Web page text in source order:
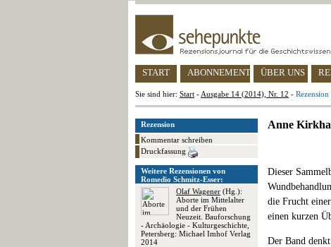
START ABONNEMENT ÜBER UNS
Sie sind hier: Start - Ausgabe 14 (2014), Nr. 12 -
Rezension
Kommentar schreiben
Druckfassung
Weitere Rezensionen von
Romedio Schmitz-Esser:
Olaf Wagener (Hg.):
Aborte im Mittelalter
und der Frühen
Neuzeit. Bauforschung
- Archäologie - Kulturgeschichte,
Petersberg: Michael Imhof Verlag
2014
Anne
Dieser
die Frucht
einen kurzen
Der Band